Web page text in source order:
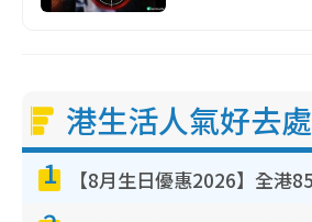
港生活人氣好去處
1